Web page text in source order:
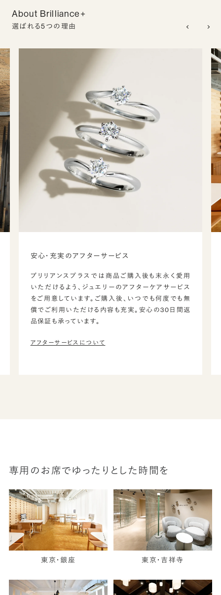
About Brilliance+
選ばれる5つの理由
安心・充実のアフターサービス
ブリリアンスプラスでは商品ご購入後も末永く愛用
いただけるよう、ジュエリーのアフターケアサービス
をご用意しています。ご購入後、いつでも何度でも無
償でご利用いただける内容も充実。安心の30日間返
品保証も承っています。
アフターサービスについて
専用のお席でゆったりとした時間を
東京・銀座 東京・吉祥寺